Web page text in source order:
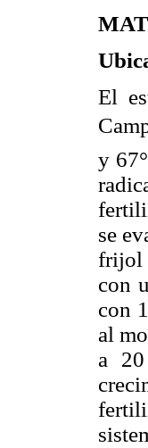
El
y
se
frijol
con
con
al
a